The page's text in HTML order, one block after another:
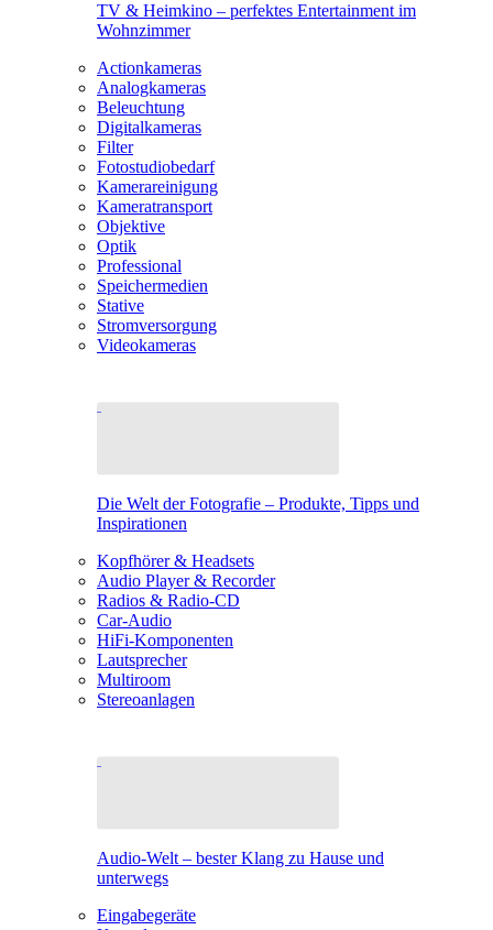
TV & Heimkino – perfektes Entertainment im
Wohnzimmer
Actionkameras
Analogkameras
Beleuchtung
Digitalkameras
Filter
Fotostudiobedarf
Kamerareinigung
Kameratransport
Objektive
Optik
Professional
Speichermedien
Stative
Stromversorgung
Videokameras
Die Welt der Fotografie – Produkte, Tipps und
Inspirationen
Kopfhörer & Headsets
Audio Player & Recorder
Radios & Radio-CD
Car-Audio
HiFi-Komponenten
Lautsprecher
Multiroom
Stereoanlagen
Audio-Welt – bester Klang zu Hause und
unterwegs
Eingabegeräte